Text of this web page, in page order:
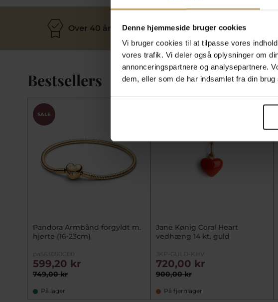
Denne hjemmeside bruger cookies
Vi bruger cookies til at tilpasse vores
vores trafik. Vi deler også oplysninger om
annonceringspartnere og analysepartnere.
dem, eller som de har indsamlet fra din brug
Over 40 års erfaring Mulighed for
Bestsellers
SALE
Pandora Armbånd forgyldt m.
hjerte (16-23cm)
pa563050C00
749,00 kr
599,20 kr
På lager
Jane Kønig Coral Heart
vedhæng 14 kt. guld
JKP-GULD-KHV
900,00 kr
720,00 kr
På fjernlager